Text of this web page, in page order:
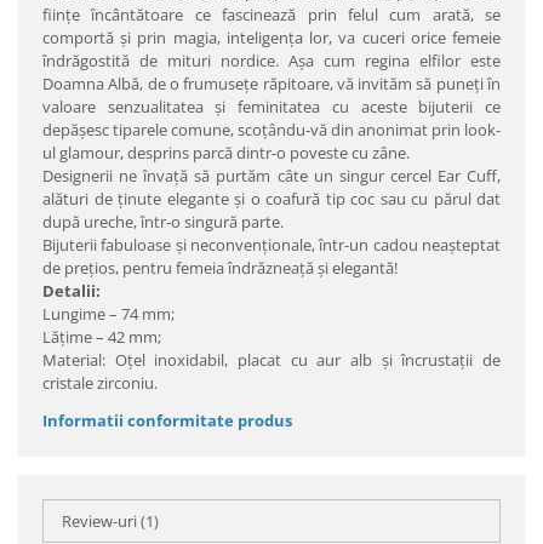
fiinţe încântătoare ce fascinează prin felul cum arată, se
comportă şi prin magia, inteligenţa lor, va cuceri orice femeie
îndrăgostită de mituri nordice. Aşa cum regina elfilor este
Doamna Albă, de o frumuseţe răpitoare, vă invităm să puneţi în
valoare senzualitatea şi feminitatea cu aceste bijuterii ce
depăşesc tiparele comune, scoţându-vă din anonimat prin look-
ul glamour, desprins parcă dintr-o poveste cu zâne.
Designerii ne învaţă să purtăm câte un singur cercel Ear Cuff,
alături de ţinute elegante şi o coafură tip coc sau cu părul dat
după ureche, într-o singură parte.
Bijuterii fabuloase şi neconvenţionale, într-un cadou neaşteptat
de preţios, pentru femeia îndrăzneaţă şi elegantă!
Detalii:
Lungime – 74 mm;
Lăţime – 42 mm;
Material: Oţel inoxidabil, placat cu aur alb şi încrustaţii de
cristale zirconiu.
Informatii conformitate produs
Review-uri(1)